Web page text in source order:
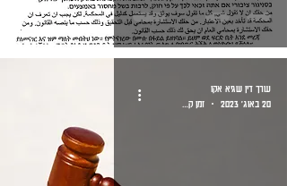
עורך דין שגיא אקו
20 באוג׳ 2023
זמן קריאה 2 דקות